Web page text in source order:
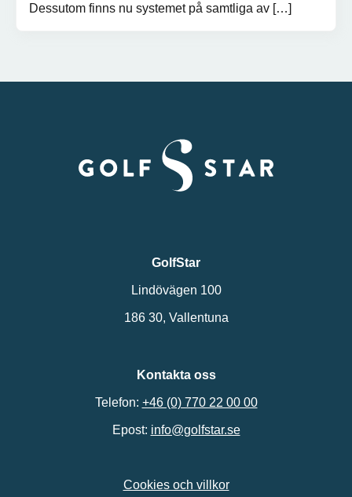
Dessutom finns nu systemet på samtliga av […]
GolfStar
Lindövägen 100
186 30, Vallentuna
Kontakta oss
Telefon: +46 (0) 770 22 00 00
Epost: info@golfstar.se
Cookies och villkor